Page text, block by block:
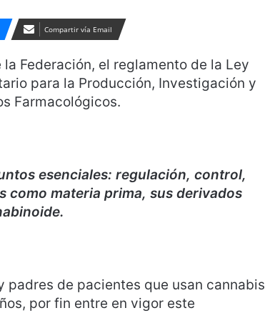
Compartir vía Email
Federación, el reglamento de la Ley
para la Producción, Investigación y
Farmacológicos.
esenciales: regulación, control,
como materia prima, sus derivados
de pacientes que usan cannabis
por fin entre en vigor este